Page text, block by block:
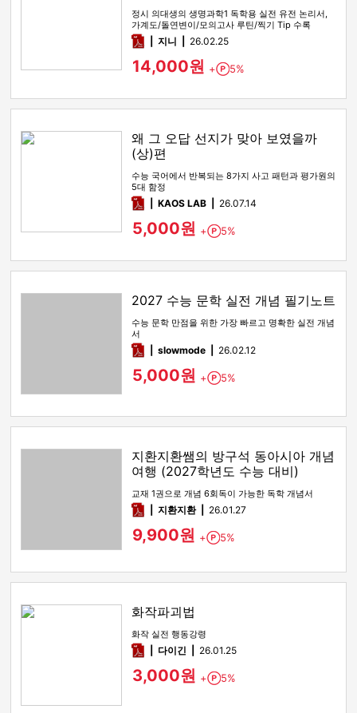
정시 의대생의 생명과학1 독학용 실전 유전 논리서,
가계도/돌연변이/모의고사 루틴/찍기 Tip 수록
pdf지니 26.02.25
14,000원 + Point
5%
왜 그 오답 선지가 맞아 보였을까
(상)편
수능 국어에서 반복되는 8가지 사고 패턴과 평가원의
5대 함정
pdfKAOS LAB 26.07.14
5,000원 + Point
5%
2027 수능 문학 실전 개념 필기노트
수능 문학 만점을 위한 가장 빠르고 명확한 실전 개념
서
pdfslowmode 26.02.12
5,000원 + Point
5%
지환지환쌤의 방구석 동아시아 개념
여행 (2027학년도 수능 대비)
교재 1권으로 개념 6회독이 가능한 독학 개념서
pdf지환지환 26.01.27
9,900원 + Point
5%
화작파괴법
화작 실전 행동강령
pdf다이긴 26.01.25
3,000원 + Point
5%